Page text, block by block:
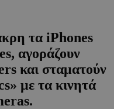
τα iPhones
αγοράζουν
και σταματούν
με τα κινητά